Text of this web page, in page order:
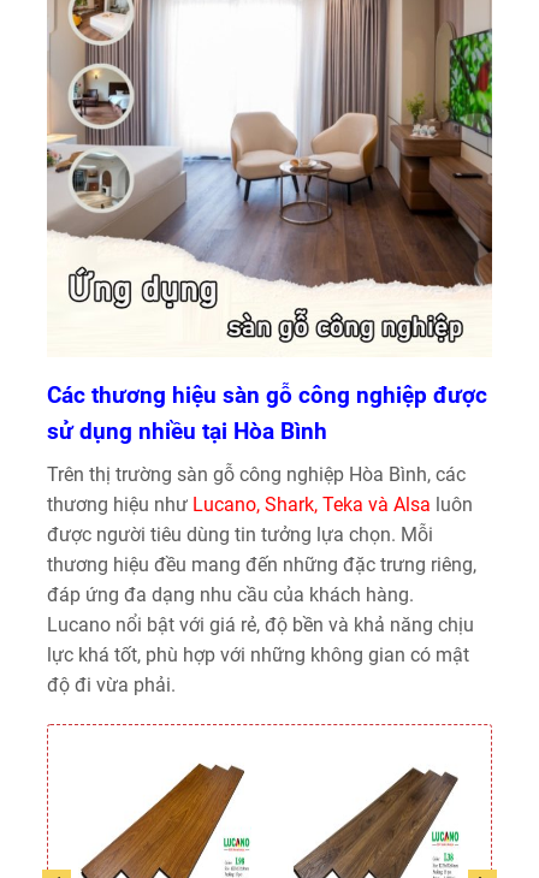
Các thương hiệu sàn gỗ công nghiệp được
sử dụng nhiều tại Hòa Bình
Trên thị trường sàn gỗ công nghiệp Hòa Bình, các
thương hiệu như Lucano, Shark, Teka và Alsa luôn
được người tiêu dùng tin tưởng lựa chọn. Mỗi
thương hiệu đều mang đến những đặc trưng riêng,
đáp ứng đa dạng nhu cầu của khách hàng.
Lucano nổi bật với giá rẻ, độ bền và khả năng chịu
lực khá tốt, phù hợp với những không gian có mật
độ đi vừa phải.